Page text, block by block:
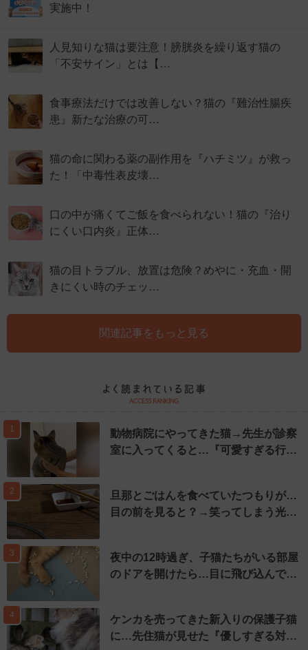
実施中！
人見知りな猫は要注意！膀胱炎を繰り返す猫の
「不安サイン」とは【…
食事療法だけでは改善しない？猫の『難治性腸疾
患』新たな治療の可…
猫の命に関わる薬の副作用を『ハチミツ』が救っ
た！「中毒性表皮壊…
口の中が痛くてご飯を食べられない！猫の『治り
にくい口内炎』正体…
猫の目トラブル、放置は危険？めやに・充血・開
きにくい時のチェッ…
関連記事をもっと見る
1
動物病院にやってきた猫→先生が診察
室に入ってくると…『可愛すぎる行…
2
旦那とごはんを食べていたつもりが…
目の前を見ると？→笑ってしまう光…
3
夜中の12時過ぎ、子猫たちがいる部屋
のドアを開けたら…目に飛び込んで…
4
ケンカを売ってきた新入りの保護子猫
に…先住猫が見せた『優しすぎる対…